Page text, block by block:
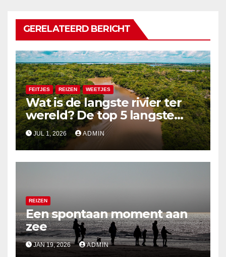
GERELATEERD BERICHT
FEITJES REIZEN WEETJES
Wat is de langste rivier ter
wereld? De top 5 langste
rivieren uitgelegd
JUL 1, 2026 ADMIN
REIZEN
Een spontaan moment aan
zee
JAN 19, 2026 ADMIN